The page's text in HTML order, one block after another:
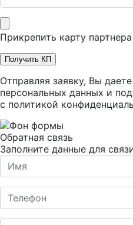
Прикрепить карту партнера
Получить КП
Отправляя заявку, Вы
персональных данных и
с политикой
Обратная связь
Заполните данные для